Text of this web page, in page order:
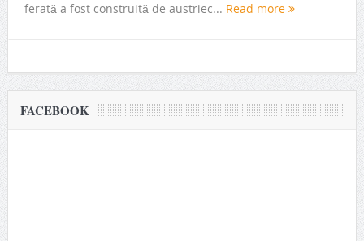
ferată a fost construită de austriec... Read more
FACEBOOK